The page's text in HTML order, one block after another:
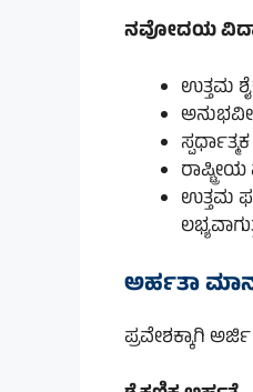
ನವೋದಯ
ಉತ್ತಮ
ಅನುಭವೀ
ಉತ್ತಮ
ಅರ್ಹತಾ
ಪ್ರವೇಶಕ್ಕಾಗಿ